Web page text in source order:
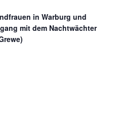
in Warburg und
mit dem Nachtwächter